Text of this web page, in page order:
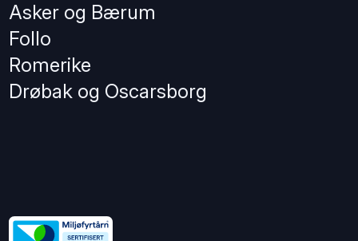
Asker og Bærum
Follo
Romerike
Drøbak og Oscarsborg